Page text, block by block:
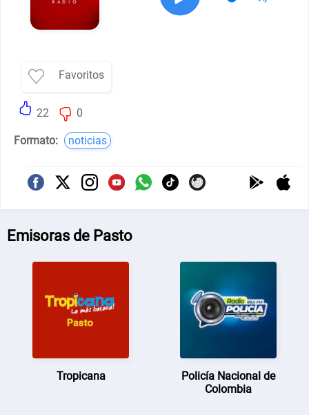
Favoritos
22 0
Formato: noticias
Emisoras de Pasto
Tropicana
Policía Nacional de
Colombia